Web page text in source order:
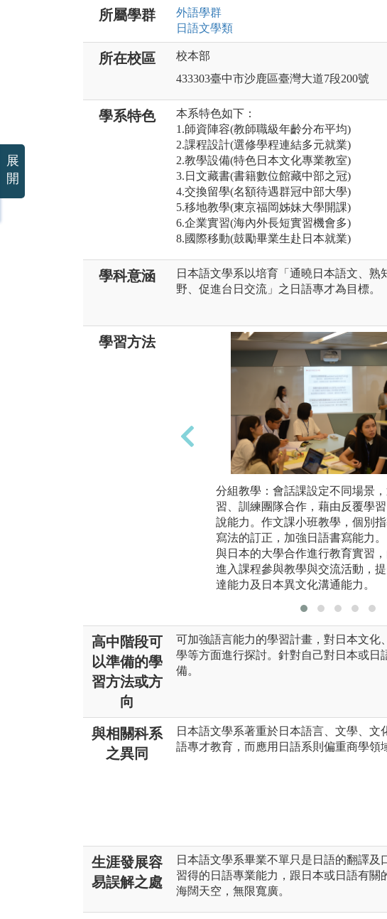
所屬學群 外語學群
日語文學類
所在校區
校本部
433303臺中市沙鹿區臺灣大道7段200號
學系特色
本系特色如下：
1.師資陣容(教師職級年齡分布平均)
2.課程設計(選修學程連結多元就業)
2.教學設備(特色日本文化專業教室)
3.日文藏書(書籍數位館藏中部之冠)
4.交換留學(名額待遇群冠中部大學)
5.移地教學(東京福岡姊妹大學開課)
6.企業實習(海內外長短實習機會多)
8.國際移動(鼓勵畢業生赴日本就業)
學科意涵
日本語文學系以培育「通曉日本語文、熟
野、促進台日交流」之日語專才為目標。
學習方法
分組教學：會話課設定不同場景
習、訓練團隊合作，藉由反覆學
說能力。作文課小班教學，個別
寫法的訂正，加強日語書寫能力。
與日本的大學合作進行教育實習
進入課程參與教學與交流活動，
達能力及日本異文化溝通能力。
高中階段可
以準備的學
習方法或方
向
可加強語言能力的學習計畫，對日本文化
學等方面進行探討。針對自己對日本或日
備。
與相關科系
之異同
日本語文學系著重於日本語言、文學、文
語專才教育，而應用日語系則偏重商學領
生涯發展容
易誤解之處
日本語文學系畢業不單只是日語的翻譯及
習得的日語專業能力，跟日本或日語有關
海闊天空，無限寬廣。
展
開